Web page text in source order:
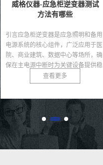
威格仪器-车载逆变器主控板
测试方法
引言车载逆变器是电动汽车和混合动
力汽车中的关键部件，负责将电池的
直流电转换为交流电，为电机驱动和
其他用电设备提供动力。主控板作为
逆变器的核心，集成了控...
查看更多